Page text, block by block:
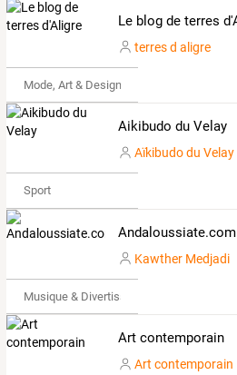
terres d aligre
Mode, Art & Design
Aikibudo du Velay
Aïkibudo du Velay
Sport
Andaloussiate.com
Kawther Medjadi
Musique & Divertissements
Art contemporain
Art contemporain